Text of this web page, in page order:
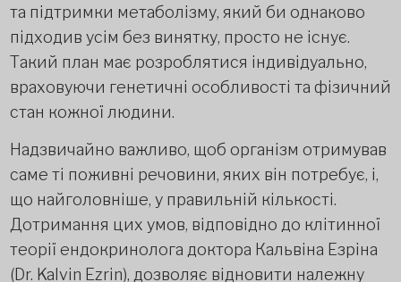
та підтримки метаболізму, який би однаково
підходив усім без винятку, просто не існує.
Такий план має розроблятися індивідуально,
враховуючи генетичні особливості та фізичний
стан кожної людини.
Надзвичайно важливо, щоб організм отримував
саме ті поживні речовини, яких він потребує, і,
що найголовніше, у правильній кількості.
Дотримання цих умов, відповідно до клітинної
теорії ендокринолога доктора Кальвіна Езріна
(Dr. Kalvin Ezrin), дозволяє відновити належну